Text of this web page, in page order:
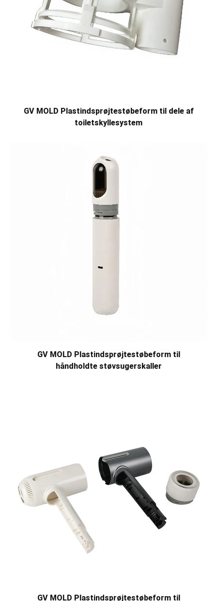
GV MOLD Plastindsprøjtestøbeform til dele af
toiletskyllesystem
GV MOLD Plastindsprøjtestøbeform til
håndholdte støvsugerskaller
GV MOLD Plastindsprøjtestøbeform til